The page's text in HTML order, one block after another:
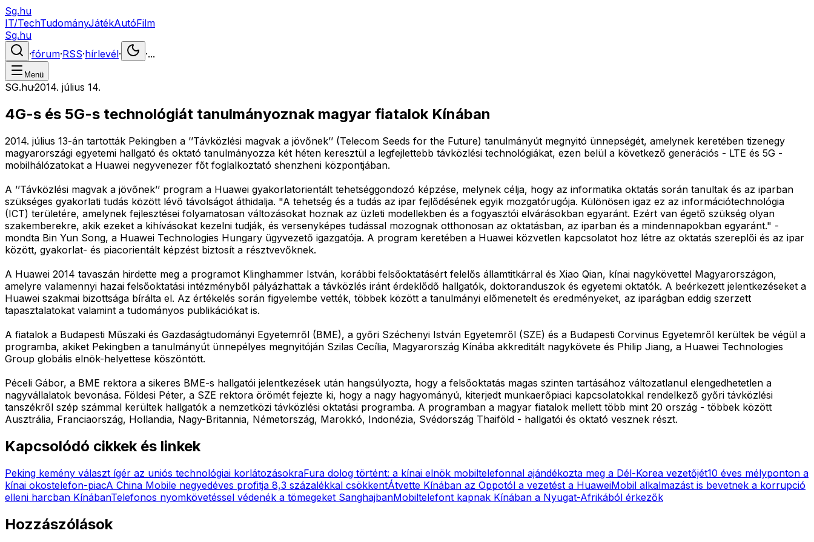
Sg.hu
IT/TechTudományJátékAutóFilm
Sg.hu
·fórum·RSS·hírlevél· ·...
Menü
SG.hu·2014. július 14.
4G-s és 5G-s technológiát tanulmányoznak magyar fiatalok Kínában
2014. július 13-án tartották Pekingben a ’’Távközlési magvak a jövőnek’’ (Telecom Seeds for the Future) tanulmányút megnyitó ünnepségét, amelynek keretében tizenegy
magyarországi egyetemi hallgató és oktató tanulmányozza két héten keresztül a legfejlettebb távközlési technológiákat, ezen belül a következő generációs - LTE és 5G -
mobilhálózatokat a Huawei negyvenezer főt foglalkoztató shenzheni központjában.
A ’’Távközlési magvak a jövőnek’’ program a Huawei gyakorlatorientált tehetséggondozó képzése, melynek célja, hogy az informatika oktatás során tanultak és az iparban
szükséges gyakorlati tudás között lévő távolságot áthidalja. "A tehetség és a tudás az ipar fejlődésének egyik mozgatórugója. Különösen igaz ez az információtechnológia
(ICT) területére, amelynek fejlesztései folyamatosan változásokat hoznak az üzleti modellekben és a fogyasztói elvárásokban egyaránt. Ezért van égető szükség olyan
szakemberekre, akik ezeket a kihívásokat kezelni tudják, és versenyképes tudással mozognak otthonosan az oktatásban, az iparban és a mindennapokban egyaránt." -
mondta Bin Yun Song, a Huawei Technologies Hungary ügyvezető igazgatója. A program keretében a Huawei közvetlen kapcsolatot hoz létre az oktatás szereplői és az ipar
között, gyakorlat- és piacorientált képzést biztosít a résztvevőknek.
A Huawei 2014 tavaszán hirdette meg a programot Klinghammer István, korábbi felsőoktatásért felelős államtitkárral és Xiao Qian, kínai nagykövettel Magyarországon,
amelyre valamennyi hazai felsőoktatási intézményből pályázhattak a távközlés iránt érdeklődő hallgatók, doktoranduszok és egyetemi oktatók. A beérkezett jelentkezéseket a
Huawei szakmai bizottsága bírálta el. Az értékelés során figyelembe vették, többek között a tanulmányi előmenetelt és eredményeket, az iparágban eddig szerzett
tapasztalatokat valamint a tudományos publikációkat is.
A fiatalok a Budapesti Műszaki és Gazdaságtudományi Egyetemről (BME), a győri Széchenyi István Egyetemről (SZE) és a Budapesti Corvinus Egyetemről kerültek be végül a
programba, akiket Pekingben a tanulmányút ünnepélyes megnyitóján Szilas Cecília, Magyarország Kínába akkreditált nagykövete és Philip Jiang, a Huawei Technologies
Group globális elnök-helyettese köszöntött.
Péceli Gábor, a BME rektora a sikeres BME-s hallgatói jelentkezések után hangsúlyozta, hogy a felsőoktatás magas szinten tartásához változatlanul elengedhetetlen a
nagyvállalatok bevonása. Földesi Péter, a SZE rektora örömét fejezte ki, hogy a nagy hagyományú, kiterjedt munkaerőpiaci kapcsolatokkal rendelkező győri távközlési
tanszékről szép számmal kerültek hallgatók a nemzetközi távközlési oktatási programba. A programban a magyar fiatalok mellett több mint 20 ország - többek között
Ausztrália, Franciaország, Hollandia, Nagy-Britannia, Németország, Marokkó, Indonézia, Svédország Thaiföld - hallgatói és oktató vesznek részt.
Kapcsolódó cikkek és linkek
Peking kemény választ ígér az uniós technológiai korlátozásokraFura dolog történt: a kínai elnök mobiltelefonnal ajándékozta meg a Dél-Korea vezetőjét10 éves mélyponton a
kínai okostelefon-piacA China Mobile negyedéves profitja 8,3 százalékkal csökkentÁtvette Kínában az Oppotól a vezetést a HuaweiMobil alkalmazást is bevetnek a korrupció
elleni harcban KínábanTelefonos nyomkövetéssel védenék a tömegeket SanghajbanMobiltelefont kapnak Kínában a Nyugat-Afrikából érkezők
Hozzászólások